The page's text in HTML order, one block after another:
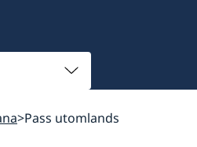
Pass utomlands